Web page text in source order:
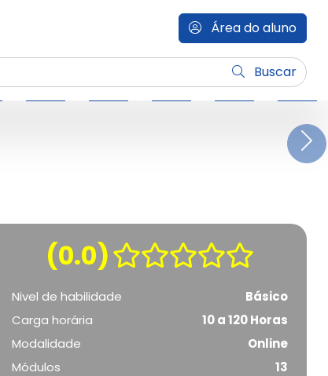
Área do aluno
Buscar
(0.0)
Nivel de habilidade
Básico
Carga horária
10 a 120 Horas
Modalidade
Online
Módulos
13